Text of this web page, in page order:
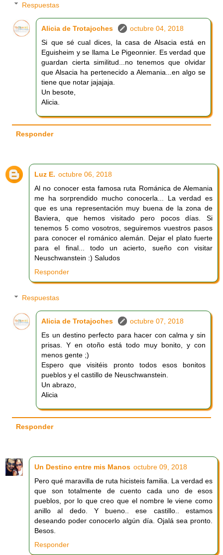
Respuestas
Alicia de Trotajoches
octubre 04, 2018
Si que sé cual dices, la casa de Alsacia está en
Eguisheim y se llama Le Pigeonnier. Es verdad que
guardan cierta similitud...no tenemos que olvidar
que Alsacia ha pertenecido a Alemania...en algo se
tiene que notar jajajaja.
Un besote,
Alicia.
Responder
Luz E. octubre 06, 2018
Al no conocer esta famosa ruta Románica de Alemania
me ha sorprendido mucho conocerla... La verdad es
que es una representación muy buena de la zona de
Baviera, que hemos visitado pero pocos días. Si
tenemos 5 como vosotros, seguiremos vuestros pasos
para conocer el románico alemán. Dejar el plato fuerte
para el final... todo un acierto, sueño con visitar
Neuschwanstein :) Saludos
Responder
Respuestas
Alicia de Trotajoches
octubre 07, 2018
Es un destino perfecto para hacer con calma y sin
prisas. Y en otoño está todo muy bonito, y con
menos gente ;)
Espero que visitéis pronto todos esos bonitos
pueblos y el castillo de Neuschwanstein.
Un abrazo,
Alicia
Responder
Un Destino entre mis Manos octubre 09, 2018
Pero qué maravilla de ruta hicisteis familia. La verdad es
que son totalmente de cuento cada uno de esos
pueblos, por lo que creo que el nombre le viene como
anillo al dedo. Y bueno.. ese castillo.. estamos
deseando poder conocerlo algún día. Ojalá sea pronto.
Besos.
Responder